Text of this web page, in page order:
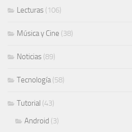
Lecturas (106)
Música y Cine (38)
Noticias (89)
Tecnología(58)
Tutorial (43)
Android (3)